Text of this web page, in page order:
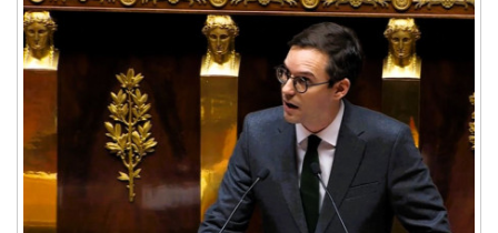
Remaining Time-0:00
1x
Playback Rate
Chapters
Chapters
Descriptions
descriptions off, selected